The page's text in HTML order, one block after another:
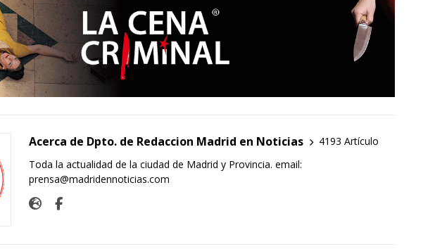
Acerca de Dpto. de Redaccion Madrid en Noticias
4193 Artículo
Toda la actualidad de la ciudad de Madrid y Provincia. email:
prensa@madridennoticias.com